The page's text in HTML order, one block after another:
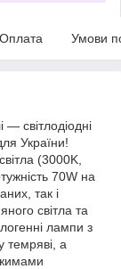
Оплата Умови
світлодіодні
України!
(3000K,
70W на
так і
світла та
лампи з
темряві, а